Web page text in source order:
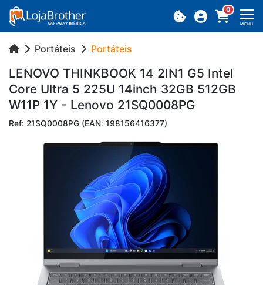
0
MENU
Portáteis Portáteis
LE­NOVO THINK­BOOK 14 2IN1 G5 Intel
Core Ultra 5 225U 14inch 32GB 512GB
W11P 1Y - Le­novo 21SQ0008PG
Ref: 21SQ0008PG (EAN: 198156416377)
Previous